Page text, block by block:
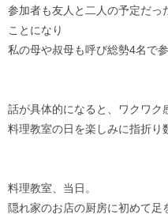
参加者も友人と二人の予定だっ
ことになり
私の母や叔母も呼び総勢4名で
話が具体的になると、ワクワク
料理教室の日を楽しみに指折り
料理教室、当日。
隠れ家のお店の厨房に初めて足